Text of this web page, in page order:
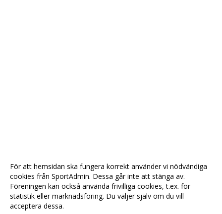
För att hemsidan ska fungera korrekt använder vi nödvändiga
cookies från SportAdmin. Dessa går inte att stänga av.
Föreningen kan också använda frivilliga cookies, t.ex. för
statistik eller marknadsföring. Du väljer själv om du vill
acceptera dessa.